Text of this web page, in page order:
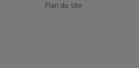
Plan du site